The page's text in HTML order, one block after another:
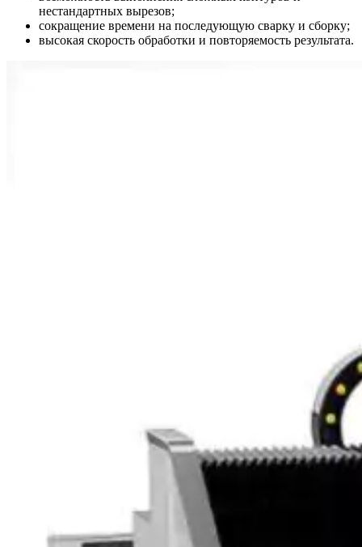
нестандартных вырезов;
сокращение времени на последующую сварку и сборку;
высокая скорость обработки и повторяемость результата.